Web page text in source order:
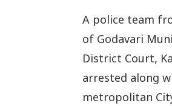
A police team
of Godavari
District Court,
arrested along
metropolitan